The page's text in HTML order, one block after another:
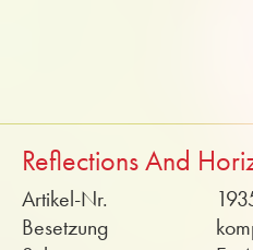
Reflections And
Artikel-Nr.
Besetzung